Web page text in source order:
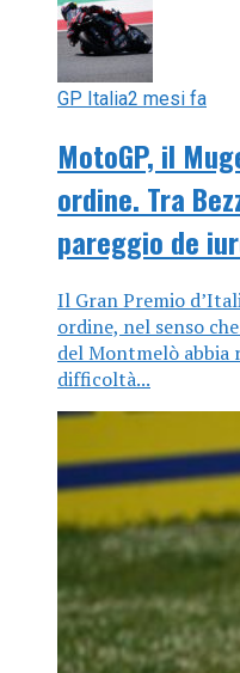
GP Italia2 mesi fa
MotoGP, il
ordine. Tra
pareggio de
Il Gran Premio
ordine, nel senso
del Montmelò abbia
difficoltà...